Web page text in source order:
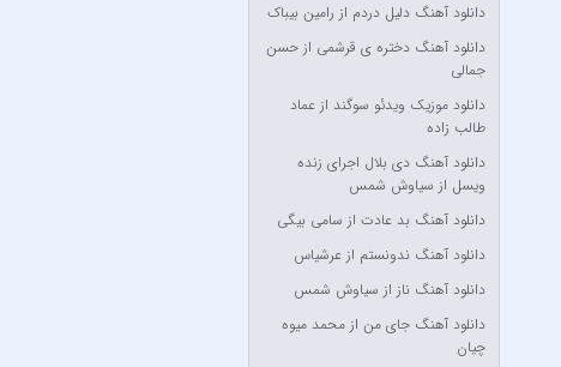
Ahmadreza Habibiyan
Akon
Alexandra Stan
Amir Khalvat
Andre Schnura & Timmy
Trumpet & Alexandra Stan
Anyma Ellie Goulding
Arsha Michaels
Ava Max
دانلود آهنگ دلیل دردم از رامین بیباک
دانلود آهنگ دختره ی قرشمی از حسن
جمالی
دانلود موزیک ویدئو سوگند از عماد
طالب زاده
دانلود آهنگ دی بلال اجرای زنده
ویسل از سیاوش شمس
دانلود آهنگ بد عادت از سامی بیگی
دانلود آهنگ ندونستم از عرشیاس
دانلود آهنگ ناز از سیاوش شمس
دانلود آهنگ جای من از محمد میوه
چیان